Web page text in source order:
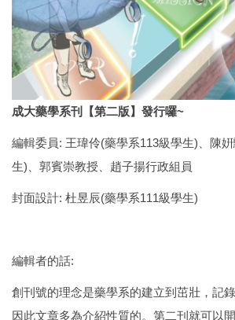
成大藥學系刊【第二版】發行囉~
編輯委員: 王瑋伶(藥學系113級學生)、陳
生)、郭賓崇教授、趙子揚行政組員
封面設計: 杜昱辰(藥學系111級學生)
編輯者的話:
創刊號的理念是藥學系的建立到茁壯，記
因此文章多為介紹性質的。第二刊就可以